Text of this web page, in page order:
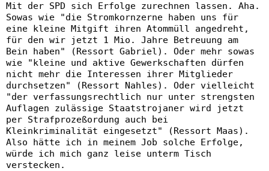
Mit der SPD sich Erfolge zurechnen lassen. Aha.
Sowas wie "die Stromkornzerne haben uns für
eine kleine Mitgift ihren Atommüll angedreht,
für den wir jetzt 1 Mio. Jahre Betreuung am
Bein haben" (Ressort Gabriel). Oder mehr sowas
wie "kleine und aktive Gewerkschaften dürfen
nicht mehr die Interessen ihrer Mitglieder
durchsetzen" (Ressort Nahles). Oder vielleicht
"der verfassungsrechtlich nur unter strengsten
Auflagen zulässige Staatstrojaner wird jetzt
per Strafprozeßordung auch bei
Kleinkriminalität eingesetzt" (Ressort Maas).
Also hätte ich in meinem Job solche Erfolge,
würde ich mich ganz leise unterm Tisch
verstecken.